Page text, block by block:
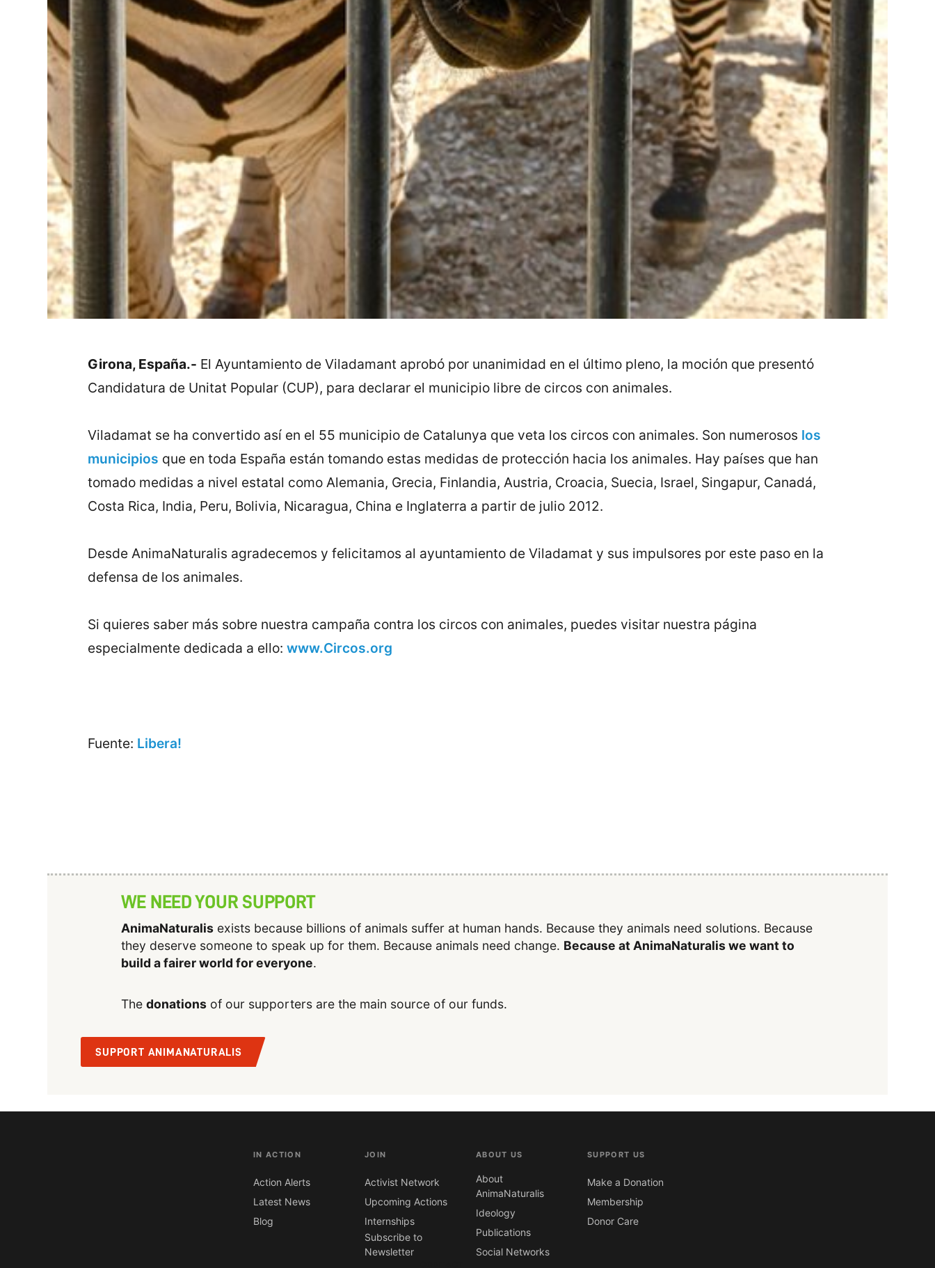
Girona, España.- El Ayuntamiento de Viladamant aprobó por unanimidad en el último pleno, la moción que presentó
Candidatura de Unitat Popular (CUP), para declarar el municipio libre de circos con animales.
Viladamat se ha convertido así en el 55 municipio de Catalunya que veta los circos con animales. Son numerosos los
municipios que en toda España están tomando estas medidas de protección hacia los animales. Hay países que han
tomado medidas a nivel estatal como Alemania, Grecia, Finlandia, Austria, Croacia, Suecia, Israel, Singapur, Canadá,
Costa Rica, India, Peru, Bolivia, Nicaragua, China e Inglaterra a partir de julio 2012.
Desde AnimaNaturalis agradecemos y felicitamos al ayuntamiento de Viladamat y sus impulsores por este paso en la
defensa de los animales.
Si quieres saber más sobre nuestra campaña contra los circos con animales, puedes visitar nuestra página
especialmente dedicada a ello: www.Circos.org
Fuente: Libera!
WE NEED YOUR SUPPORT
AnimaNaturalisexists because billions of animals suffer at human hands. Because they animals need solutions. Because
they deserve someone to speak up for them. Because animals need change. Because at AnimaNaturalis we want to
build a fairer world for everyone.
The donationsof our supporters are the main source of our funds.
SUPPORT ANIMANATURALIS
IN ACTION
Action Alerts
Latest News
Blog
JOIN
Activist Network
Upcoming Actions
Internships
Subscribe to
Newsletter
ABOUT US
About
AnimaNaturalis
Ideology
Publications
Social Networks
SUPPORT US
Make a Donation
Membership
Donor Care